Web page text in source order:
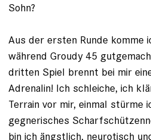
Sohn?
Aus der ersten Runde komme
während Groudy 45
dritten Spiel brennt bei mir
Adre­nalin! Ich schleiche, ich
Terrain vor mir, einmal stürme
gegnerisches
bin ich ängstlich, neurotisch